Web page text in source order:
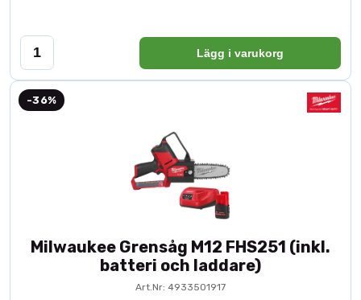
Lägg i varukorg
-36%
Milwaukee Grensåg M12 FHS251 (inkl.
batteri och laddare)
Art.Nr: 4933501917